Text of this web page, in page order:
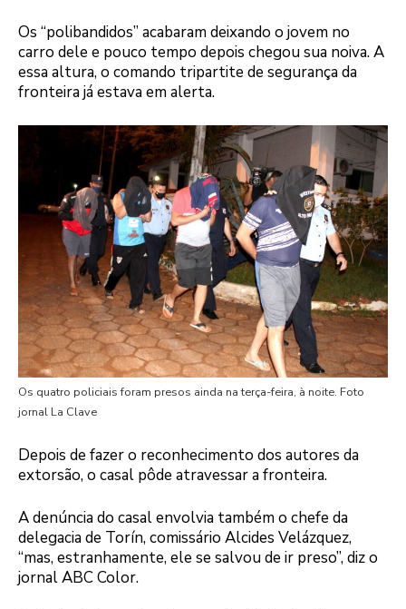
Os “polibandidos” acabaram deixando o jovem no
carro dele e pouco tempo depois chegou sua noiva. A
essa altura, o comando tripartite de segurança da
fronteira já estava em alerta.
Os quatro policiais foram presos ainda na terça-feira, à noite. Foto
jornal La Clave
Depois de fazer o reconhecimento dos autores da
extorsão, o casal pôde atravessar a fronteira.
A denúncia do casal envolvia também o chefe da
delegacia de Torín, comissário Alcides Velázquez,
“mas, estranhamente, ele se salvou de ir preso”, diz o
jornal ABC Color.